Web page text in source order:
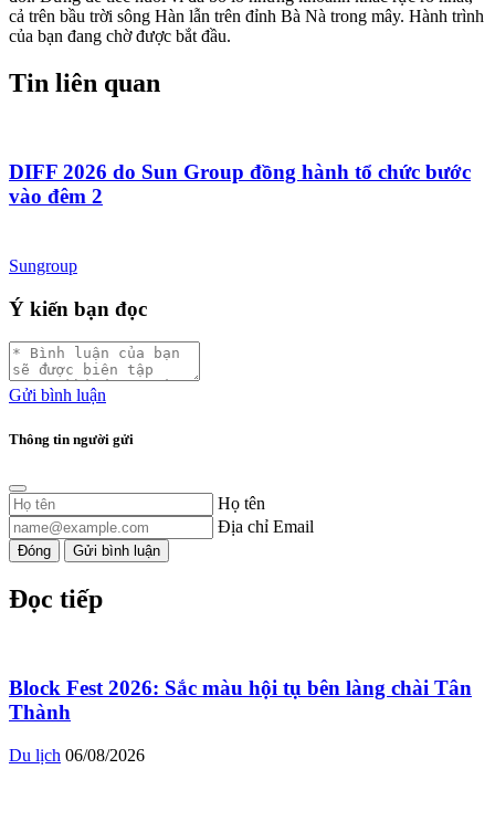
cả trên bầu trời sông Hàn lẫn trên đỉnh Bà Nà trong mây. Hành trình
của bạn đang chờ được bắt đầu.
Tin liên quan
DIFF 2026 do Sun Group đồng hành tổ chức bước
vào đêm 2
Sungroup
Ý kiến bạn đọc
Gửi bình luận
Thông tin người gửi
Họ tên
Địa chỉ Email
Đóng Gửi bình luận
Đọc tiếp
Block Fest 2026: Sắc màu hội tụ bên làng chài Tân
Thành
Du lịch 06/08/2026